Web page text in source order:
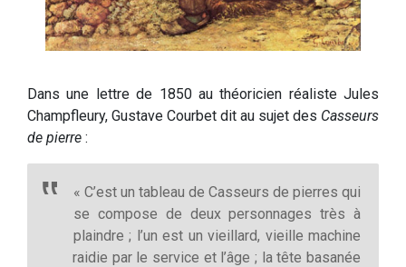
Dans une lettre de 1850 au théoricien réaliste Jules
Champfleury, Gustave Courbet dit au sujet des Casseurs
de pierre :
« C’est un tableau de Casseurs de pierres qui
se compose de deux personnages très à
plaindre ; l’un est un vieillard, vieille machine
raidie par le service et l’âge ; la tête basanée